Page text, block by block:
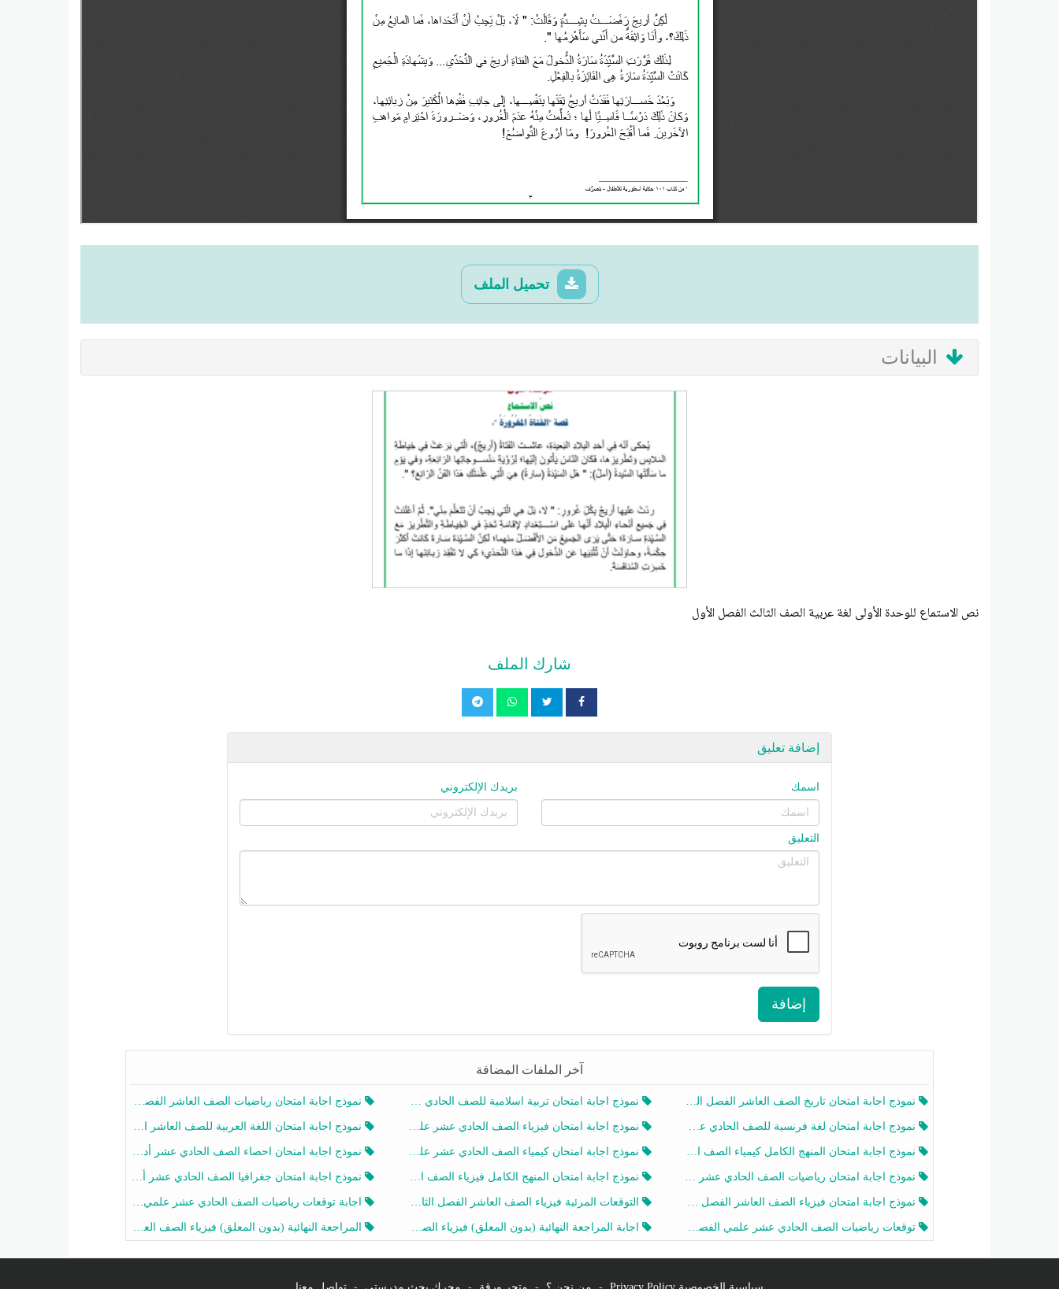
تحميل الملف
البيانات
نص الاستماع للوحدة الأولى لغة عربية الصف الثالث الفصل الأول
شارك الملف
إضافة تعليق
اسمك بريدك الإلكتروني
التعليق
إضافة
آخر الملفات المضافة
نموذج اجابة امتحان تاريخ الصف العاشر الفصل الثاني 2025-2026 نموذج اجابة امتحان تربية اسلامية للصف الحادي عشر الفصل الثاني 2025-2026 نموذج اجابة امتحان رياضيات الصف العاشر الفصل الثاني 2025-2026
نموذج اجابة امتحان لغة فرنسية للصف الحادي عشر أدبي الفصل الثاني 2025-2026 نموذج اجابة امتحان فيزياء الصف الحادي عشر علمي الفصل الثاني 2025-2026 نموذج اجابة امتحان اللغة العربية للصف العاشر الفصل الثاني 2025-2026
نموذج اجابة امتحان المنهج الكامل كيمياء الصف الحادي عشر علمي الفصل الثاني 2025-2026 نموذج اجابة امتحان كيمياء الصف الحادي عشر علمي الفصل الثاني 2025-2026 نموذج اجابة امتحان احصاء الصف الحادي عشر أدبي الفصل الثاني 2025-2026
نموذج اجابة امتحان رياضيات الصف الحادي عشر علمي الفصل الثاني 2025-2026 نموذج اجابة امتحان المنهج الكامل فيزياء الصف العاشر الفصل الثاني 2025-2026 نموذج اجابة امتحان جغرافيا الصف الحادي عشر أدبي الفصل الثاني 2025-2026
نموذج اجابة امتحان فيزياء الصف العاشر الفصل الثاني 2025-2026 التوقعات المرئية فيزياء الصف العاشر الفصل الثاني 2026 أ هيثم الليثي اجابة توقعات رياضيات الصف الحادي عشر علمي الفصل الثاني 2025-2026 أ عمرو فايز
توقعات رياضيات الصف الحادي عشر علمي الفصل الثاني 2025-2026 أ عمرو فايز اجابة المراجعة النهائية (بدون المعلق) فيزياء الصف العاشر الفصل الثاني أ أحمد نبيه المراجعة النهائية (بدون المعلق) فيزياء الصف العاشر الفصل الثاني أ أحمد نبيه